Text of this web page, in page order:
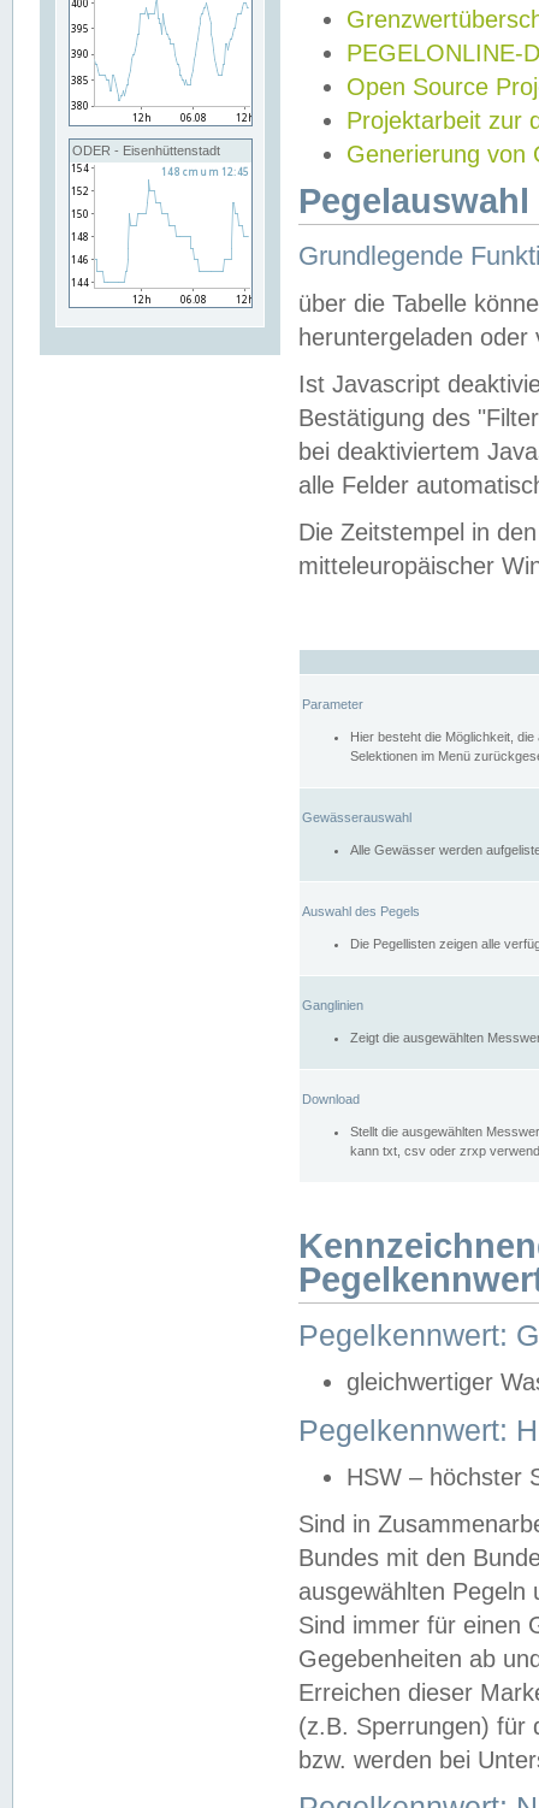
ODER - Eisenhüttenstadt
PEGELONLINE-
Open Source
Projektarbeit zur
Generierung von
Grundlegende
über die Tabelle
heruntergeladen oder
Ist Javascript
Bestätigung des
bei deaktiviertem
alle Felder
Die Zeitstempel in
mitteleuropäischer
Parameter
Hier besteht die Möglichkeit,
Selektionen im Menü
Gewässerauswahl
Alle Gewässer werden
Auswahl des Pegels
Die Pegellisten zeigen alle
Ganglinien
Zeigt die ausgewählten
Download
Stellt die ausgewählten
kann txt, csv oder zrxp
Pegelkennwert:
gleichwertiger
Pegelkennwert:
HSW – höchster
Sind in
Bundes mit den
ausgewählten
Sind immer für einen
Gegebenheiten ab
Erreichen dieser
(z.B. Sperrungen) für
bzw. werden bei